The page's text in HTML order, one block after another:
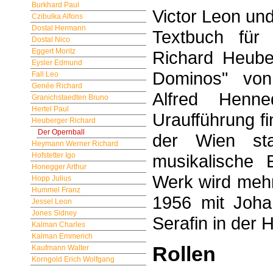
Burkhard Paul
Czibulka Alfons
Dostal Hermann
Dostal Nico
Eggert Moritz
Eysler Edmund
Fall Leo
Genée Richard
Granichstaedten Bruno
Hertel Paul
Heuberger Richard
Der Opernball
Heymann Werner Richard
Hofstetter Igo
Honegger Arthur
Hopp Julius
Hummel Franz
Jessel Leon
Jones Sidney
Kalman Charles
Kalman Emmerich
Kaufmann Walter
Korngold Erich Wolfgang
Victor Leon
Textbuch für
Richard
Dominos"
Alfred
Uraufführung
der Wien
musikalische
Werk wird
1956 mit
Serafin in der
Rollen